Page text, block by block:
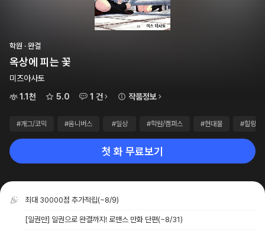
학원 · 완결
옥상에 피는 꽃
미즈아사토
1.1천
5.0 1 건 작품정보
#개그/코믹 #옴니버스 #일상 #학원/캠퍼스 #현대물 #힐링물
첫 화 무료보기
최대 30000점 추가적립(~8/9)
[일권만] 일권으로 완결까지! 로맨스 만화 단편(~8/31)